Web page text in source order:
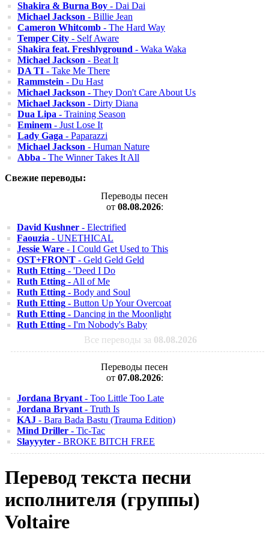
Shakira & Burna Boy - Dai Dai
Michael Jackson - Billie Jean
Cameron Whitcomb - The Hard Way
Temper City - Self Aware
Shakira feat. Freshlyground - Waka Waka
Michael Jackson - Beat It
DA TI - Take Me There
Rammstein - Du Hast
Michael Jackson - They Don't Care About Us
Michael Jackson - Dirty Diana
Dua Lipa - Training Season
Eminem - Just Lose It
Lady Gaga - Paparazzi
Michael Jackson - Human Nature
Abba - The Winner Takes It All
Свежие переводы:
Переводы песен
от 08.08.2026:
David Kushner - Electrified
Faouzia - UNETHICAL
Jessie Ware - I Could Get Used to This
OST+FRONT - Geld Geld Geld
Ruth Etting - 'Deed I Do
Ruth Etting - All of Me
Ruth Etting - Body and Soul
Ruth Etting - Button Up Your Overcoat
Ruth Etting - Dancing in the Moonlight
Ruth Etting - I'm Nobody's Baby
Все переводы за 08.08.2026
Переводы песен
от 07.08.2026:
Jordana Bryant - Too Little Too Late
Jordana Bryant - Truth Is
KAJ - Bara Bada Bastu (Trauma Edition)
Mind Driller - Tic-Tac
Slayyyter - BROKE BITCH FREE
Перевод текста песни
исполнителя (группы)
Voltaire